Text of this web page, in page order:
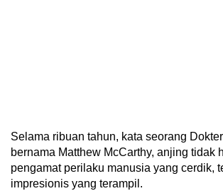
Selama ribuan tahun, kata seorang
bernama Matthew McCarthy, anjing tidak
pengamat perilaku manusia yang cerdik,
impresionis yang terampil.